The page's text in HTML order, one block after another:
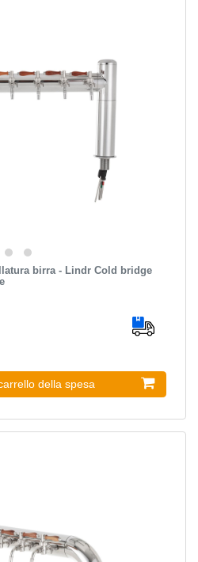
birra - Lindr Cold bridge
della spesa